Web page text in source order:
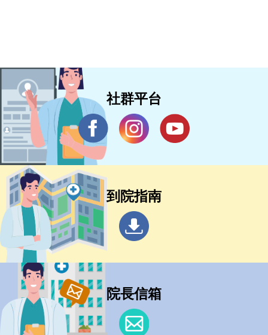
社群平台
到院指南
院長信箱